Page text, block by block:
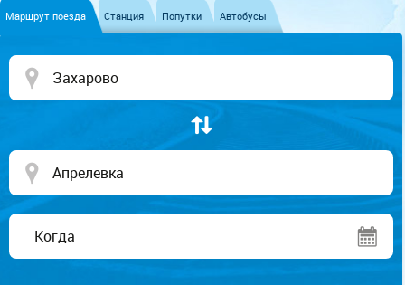
Маршрут поезда Станция Попутки Автобусы